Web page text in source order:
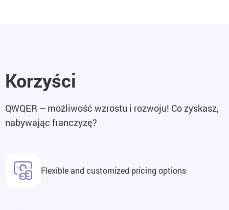
Korzyści
QWQER – możliwość wzrostu i rozwoju! Co zyskasz,
nabywając franczyzę?
Flexible and customized pricing options